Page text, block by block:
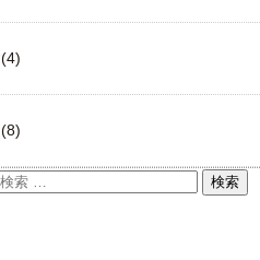
(4)
(8)
検索